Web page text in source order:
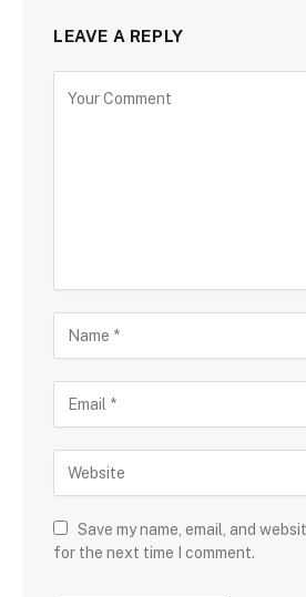
LEAVE A REPLY
Save my name, email, and
for the next time I comment.